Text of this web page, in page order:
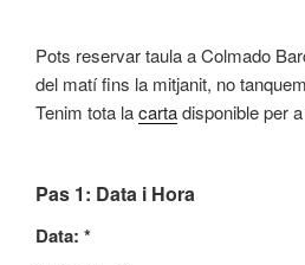
Pots reservar taula a Colmado
del matí fins la mitjanit, no
Tenim tota lacartadisponible per
Pas 1: Data i Hora
Data: *